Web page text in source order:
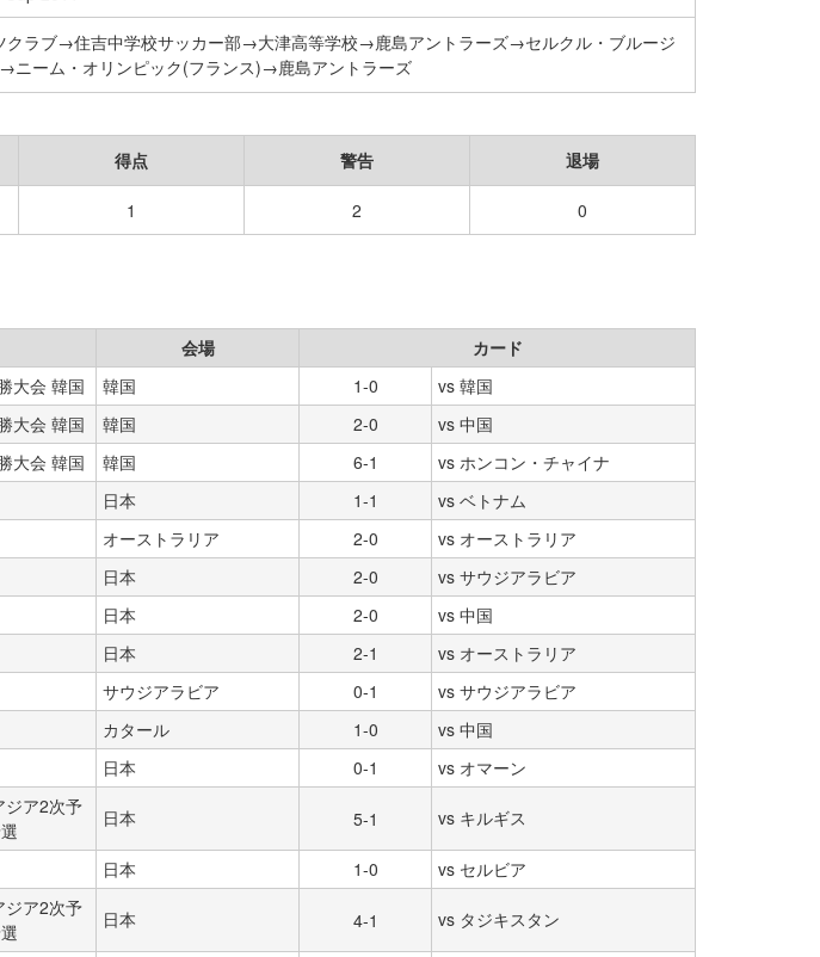
クラブ→住吉中学校サッカー部→大津高等学校→鹿島アントラーズ→セルクル・ブルージ
ニーム・オリンピック(フランス)→鹿島アントラーズ
得点 警告 退場
1 2 0
会場
カード
大会 韓国 韓国 1-0
vs 韓国
大会 韓国 韓国 2-0
vs 中国
大会 韓国 韓国 6-1
vs ホンコン・チャイナ
日本 1-1
vs ベトナム
オーストラリア 2-0
vs オーストラリア
日本 2-0
vs サウジアラビア
日本 2-0
vs 中国
日本 2-1
vs オーストラリア
サウジアラビア 0-1
vs サウジアラビア
カタール 1-0
vs 中国
日本 0-1 vs オマーン
ジア2次予
日本 5-1 vs キルギス
日本 1-0 vs セルビア
ジア2次予
日本 4-1 vs タジキスタン